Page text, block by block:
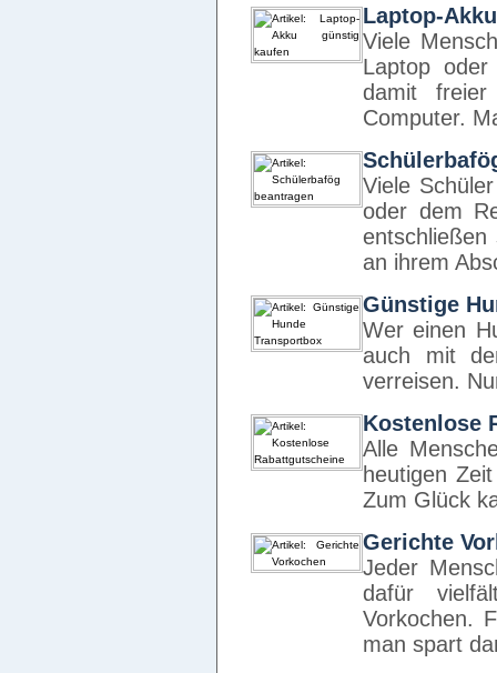
Laptop-
Viele
Laptop
damit
Computer.
Viele
oder dem
an ihrem
Günstige
Wer einen
auch mit
verreisen.
Kostenlose
Alle
heutigen
Zum Glück
Gerichte
Jeder
dafür
Vorkochen.
man spart